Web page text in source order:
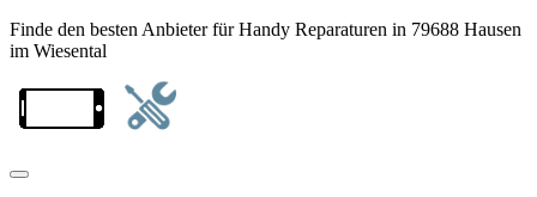
Finde den besten Anbieter für Handy Reparaturen in 79688 Hausen
im Wiesental